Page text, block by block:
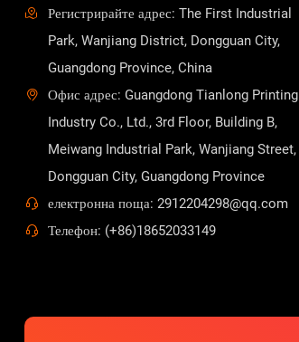
Регистрирайте адрес: The First Industrial
Park, Wanjiang District, Dongguan City,
Guangdong Province, China
Офис адрес: Guangdong Tianlong Printing
Industry Co., Ltd., 3rd Floor, Building B,
Meiwang Industrial Park, Wanjiang Street,
Dongguan City, Guangdong Province
електронна поща: 2912204298@qq.com
Телефон: (+86)18652033149